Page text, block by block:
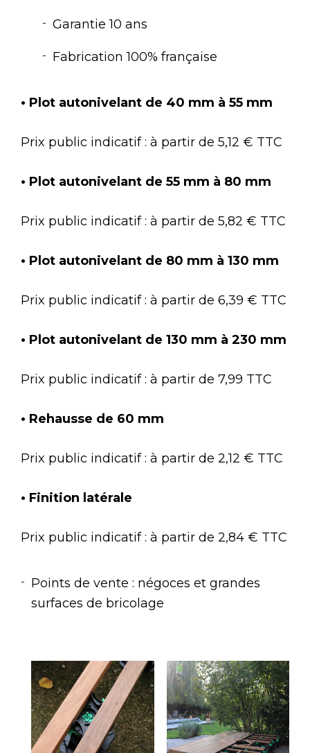
Garantie 10 ans
Fabrication 100% française
• Plot autonivelant de 40 mm à 55 mm
Prix public indicatif : à partir de 5,12 € TTC
• Plot autonivelant de 55 mm à 80 mm
Prix public indicatif : à partir de 5,82 € TTC
• Plot autonivelant de 80 mm à 130 mm
Prix public indicatif : à partir de 6,39 € TTC
• Plot autonivelant de 130 mm à 230 mm
Prix public indicatif : à partir de 7,99 TTC
• Rehausse de 60 mm
Prix public indicatif : à partir de 2,12 € TTC
• Finition latérale
Prix public indicatif : à partir de 2,84 € TTC
Points de vente : négoces et grandes
surfaces de bricolage